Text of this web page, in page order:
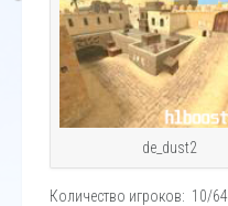
de_dust2
Количество игроков: 10/64